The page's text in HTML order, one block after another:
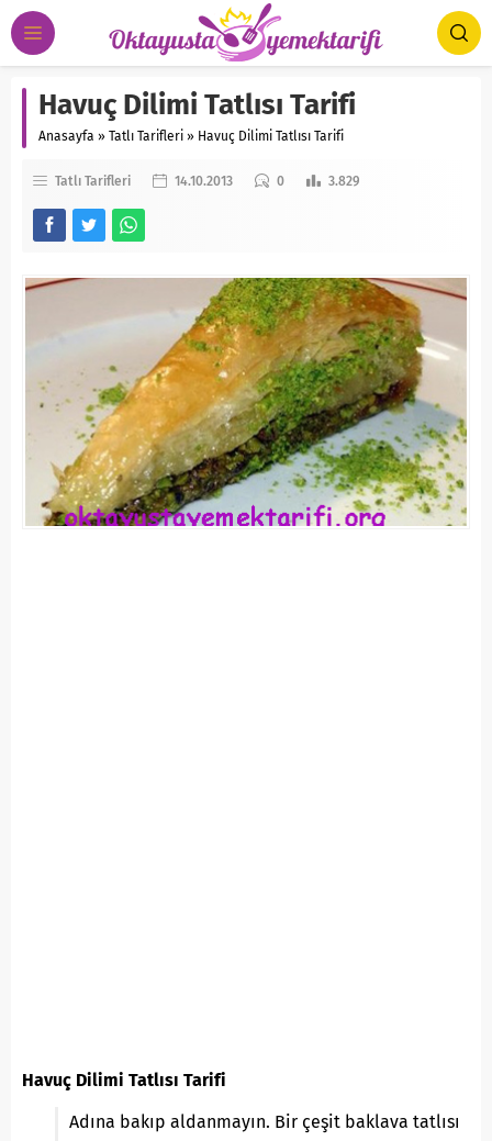
Havuç Dilimi Tatlısı Tarifi
Anasayfa » Tatlı Tarifleri » Havuç Dilimi Tatlısı Tarifi
Tatlı Tarifleri 14.10.2013 0 3.829
Havuç Dilimi Tatlısı Tarifi
Adına bakıp aldanmayın. Bir çeşit baklava tatlısı